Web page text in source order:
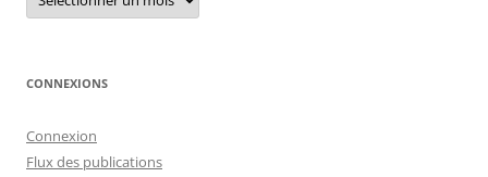
CONNEXIONS
Connexion
Flux des publications